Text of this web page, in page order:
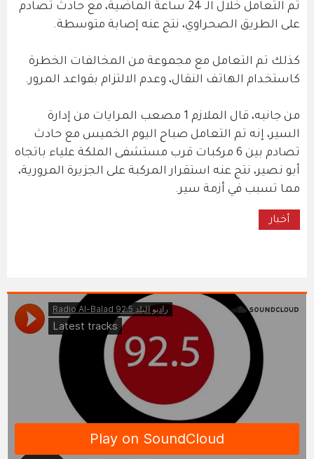
تم التعامل خلال الـ 24 ساعة الماضية، مع حادث تصادم
على الطريق الصحراوي، نتج عنه إصابة متوسطة.
كذلك تم التعامل مع مجموعة من المخالفات الخطرة
كاستخدام الهاتف النقال، وعدم الالتزام بقواعد المرور.
من جانبه، قال الملازم 1 مصعب المرايات من إدارة
السير، إنه تم التعامل صباح اليوم الخميس مع حادث
تصادم بين 6 مركبات قرب مستشفى الملكة علياء باتجاه
أبو نصير، نتج عنه استقرار المركبة على الجزيرة المرورية،
مما تسبب في أزمة سير.
أخبار